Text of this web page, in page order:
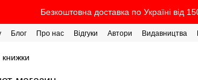
Безкоштовна доставка по Україні від
Блог Про нас Відгуки Автори Видавництва